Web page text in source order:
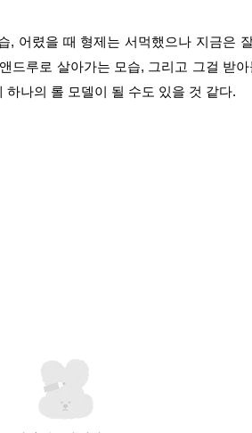
, 어렸을 때 형제는 서먹했으나 지금은
드루로 살아가는 모습, 그리고 그걸 받
나의 롤 모델이 될 수도 있을 것 같다.